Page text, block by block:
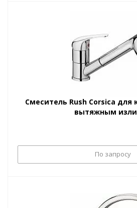
Смеситель Rush Corsica для
вытяжным
По запросу